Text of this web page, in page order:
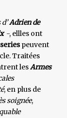
d’Adrien de
-, ellles ont
peuvent
Traitées
lesArmes
, en plus de
soignée,